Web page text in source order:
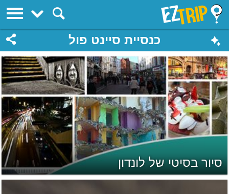
EZTrip
כנסיית סיינט פול
סיור בסיטי של לונדון